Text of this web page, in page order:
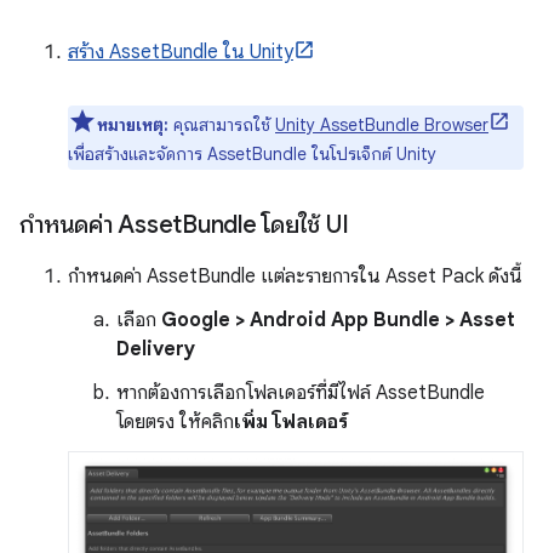
สร้าง AssetBundle ใน Unity
หมายเหตุ: คุณสามารถใช้Unity AssetBundle Browser
เพื่อสร้างและจัดการ AssetBundle ในโปรเจ็กต์ Unity
กำหนดค่า AssetBundle โดยใช้ UI
กำหนดค่า AssetBundle แต่ละรายการใน Asset Pack ดังนี้
เลือก Google > Android App Bundle > Asset
Delivery
หากต้องการเลือกโฟลเดอร์ที่มีไฟล์ AssetBundle
โดยตรง ให้คลิกเพิ่ม โฟลเดอร์